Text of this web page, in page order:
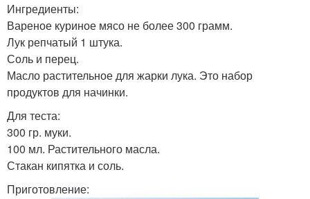
Ингредиенты:
Вареное куриное мясо не более 300 грамм.
Лук репчатый 1 штука.
Соль и перец.
Масло растительное для жарки лука. Это набор
продуктов для начинки.
Для теста:
300 гр. муки.
100 мл. Растительного масла.
Стакан кипятка и соль.
Приготовление: